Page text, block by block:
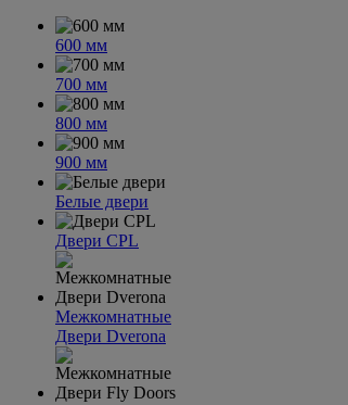
600 мм
700 мм
800 мм
900 мм
Белые двери
Двери CPL
Межкомнатные
Двери Dverona